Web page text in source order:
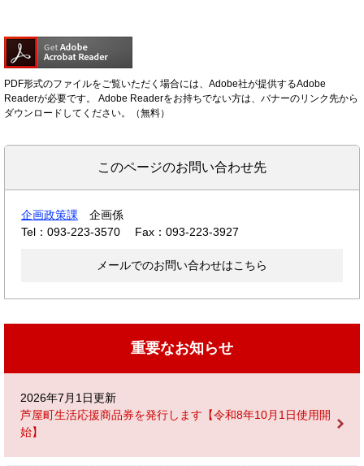
PDF形式のファイルをご覧いただく場合には、Adobe社が提供するAdobe
Readerが必要です。
Adobe Readerをお持ちでない方は、バナーのリンク先から
ダウンロードしてください。（無料）
このページのお問い合わせ先
企画政策課
企画係
Tel：093-223-3570
Fax：093-223-3927
メールでのお問い合わせはこちら
重要なお知らせ
2026年7月1日更新
芦屋町生活応援商品券を発行します【令和8年10月1日使用開
始】